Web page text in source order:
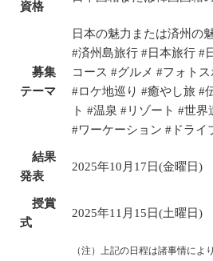
資格
募集
テーマ
日本の魅力または済州の
#済州島旅行 #日本旅行 #
コース #グルメ #フォト
#ロケ地巡り #癒やし旅 #
ト #温泉 #リゾート #世界
#ワーケーション #ドライ
結果
発表
2025年10月17日(金曜日)
授賞
式
2025年11月15日(土曜日)
（注）上記の日程は諸事情によ